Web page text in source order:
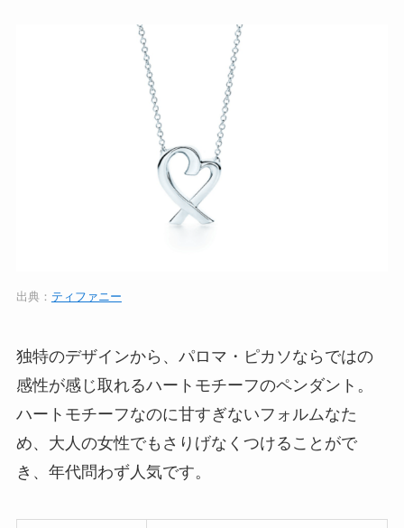
出典： ティファニー
独特のデザインから、パロマ・ピカソならではの
感性が感じ取れるハートモチーフのペンダント。
ハートモチーフなのに甘すぎないフォルムなた
め、大人の女性でもさりげなくつけることがで
き、年代問わず人気です。